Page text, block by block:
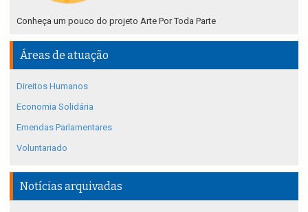
Conheça um pouco do projeto Arte Por Toda Parte
Áreas de atuação
Direitos Humanos
Economia Solidária
Emendas Parlamentares
Voluntariado
Notícias arquivadas